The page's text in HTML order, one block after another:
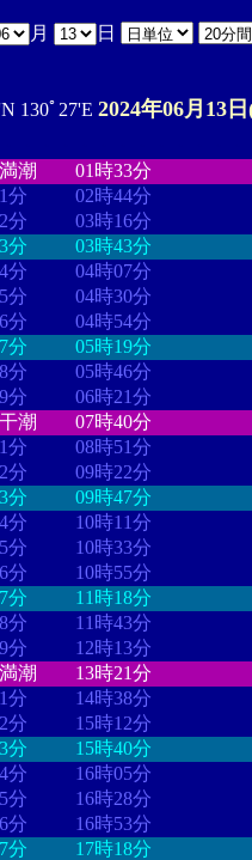
月 日
130ﾟ27'E 2024年06月13
満潮
01時33分
1分
02時44分
2分
03時16分
3分
03時43分
4分
04時07分
5分
04時30分
6分
04時54分
7分
05時19分
8分
05時46分
9分
06時21分
干潮
07時40分
1分
08時51分
2分
09時22分
3分
09時47分
4分
10時11分
5分
10時33分
6分
10時55分
7分
11時18分
8分
11時43分
9分
12時13分
満潮
13時21分
1分
14時38分
2分
15時12分
3分
15時40分
4分
16時05分
5分
16時28分
6分
16時53分
7分
17時18分